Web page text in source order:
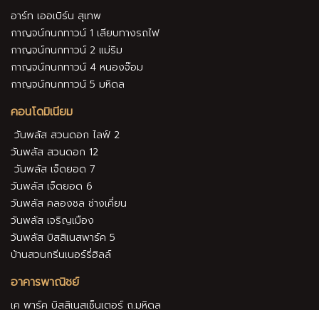
ทาวน์โฮม
อาร์ท เออเบิร์น สุเทพ
กาญจน์กนกทาวน์ 1 เลียบทางรถไฟ
กาญจน์กนกทาวน์ 2 แม่ริม
กาญจน์กนกทาวน์ 4 หนองจ๊อม
กาญจน์กนกทาวน์ 5 มหิดล
คอนโดมิเนียม
วันพลัส สวนดอก ไลฟ์ 2
วันพลัส สวนดอก 12
วันพลัส เจ็ดยอด 7
วันพลัส เจ็ดยอด 6
วันพลัส คลองชล ช่างเคี่ยน
วันพลัส เจริญเมือง
วันพลัส บิสสิเนสพาร์ค 5
อาคารพาณิชย์